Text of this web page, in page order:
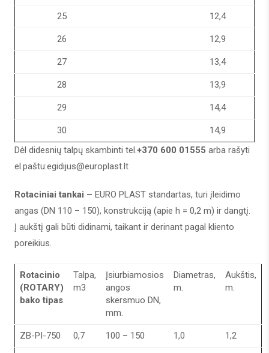
25 12,4
26 12,9
27 13,4
28 13,9
29 14,4
30
14,9
Dėl didesnių talpų skambinti tel.+370 600 01555 arba rašyti
el.paštu:egidijus@europlast.lt
Rotaciniai tankai – EURO PLAST standartas, turi įleidimo
angas (DN 110 – 150), konstrukciją (apie h = 0,2 m) ir dangtį.
Į aukštį gali būti didinami, taikant ir derinant pagal kliento
poreikius.
Rotacinio
(ROTARY)
bako tipas
Talpa,
m3
Įsiurbiamosios
angos
skersmuo DN,
mm.
Diametras,
m.
Aukštis,
m.
ZB-PI-750 0,7 100 – 150 1,0 1,2